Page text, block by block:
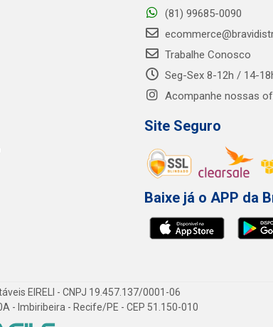
(81) 99685-0090
Trabalhe Conosco
Seg-Sex 8-12h / 14-
Acompanhe nossas
Site Seguro
Baixe já o APP da
EIRELI - CNPJ 19.457.137/0001-06
- Imbiribeira - Recife/PE - CEP 51.150-010